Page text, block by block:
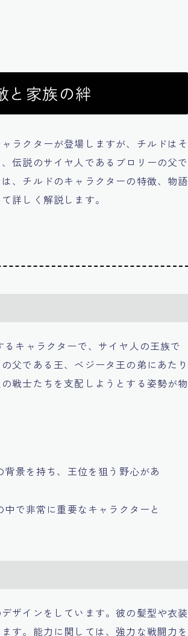
と家族の絆
ラクターが登場しますが、チルドはそ
伝説のサイヤ人であるブロリーの父で
、チルドのキャラクターの特徴、物語
詳しく解説します。
キャラクターで、サイヤ人の王族で
父である王、ベジータ王の弟にあたり
戦士たちを支配しようとする姿勢が物
景を持ち、王位を狙う野心があ
で非常に重要なキャラクターと
ザインをしています。彼の髪型や衣装
す。能力に関しては、強力な戦闘力を